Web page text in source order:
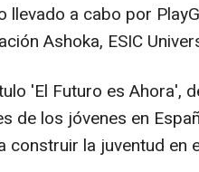
llevado a cabo por
Ashoka, ESIC
'El Futuro es Ahora',
de los jóvenes en
construir la juventud en